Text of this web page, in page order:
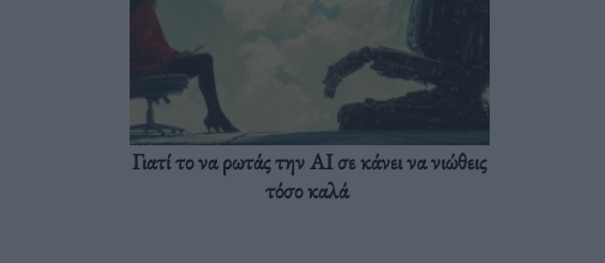
Γιατί το να ρωτάς την AI σε κάνει να νιώθεις
τόσο καλά